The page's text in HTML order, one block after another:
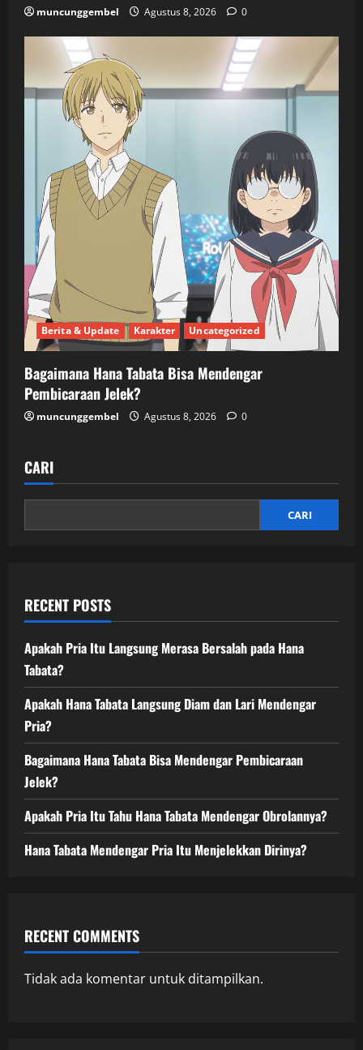
muncunggembel Agustus 8, 2026 0
Berita & Update Karakter Uncategorized
Bagaimana Hana Tabata Bisa Mendengar
Pembicaraan Jelek?
muncunggembel Agustus 8, 2026 0
CARI
CARI
RECENT POSTS
Apakah Pria Itu Langsung Merasa Bersalah pada Hana
Tabata?
Apakah Hana Tabata Langsung Diam dan Lari Mendengar
Pria?
Bagaimana Hana Tabata Bisa Mendengar Pembicaraan
Jelek?
Apakah Pria Itu Tahu Hana Tabata Mendengar Obrolannya?
Hana Tabata Mendengar Pria Itu Menjelekkan Dirinya?
RECENT COMMENTS
Tidak ada komentar untuk ditampilkan.